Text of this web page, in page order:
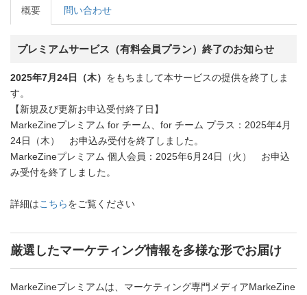
概要 問い合わせ
プレミアムサービス（有料会員プラン）終了のお知らせ
2025年7月24日（木） をもちまして本サービスの提供を終了しま
す。
【新規及び更新お申込受付終了日】
MarkeZineプレミアム for チーム、for チーム プラス：2025年4月
24日（木） お申込み受付を終了しました。
MarkeZineプレミアム 個人会員：2025年6月24日（火） お申込
み受付を終了しました。
詳細はこちらをご覧ください
厳選したマーケティング情報を多様な形でお届け
MarkeZineプレミアムは、マーケティング専門メディアMarkeZine